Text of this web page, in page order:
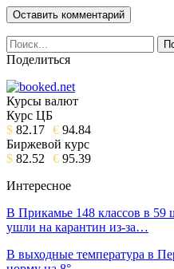
Поделиться
Курсы валют
Курс ЦБ
$ 82.17 € 94.84
Биржевой курс
$ 82.52 € 95.39
Интересное
В Прикамье 148 классов в 59
ушли на карантин из-за…
В выходные температура в